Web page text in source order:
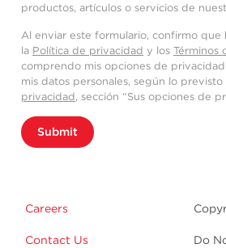
productos, artículos o servicios de
Al enviar este formulario, confirmo que
la Política de privacidad y los Términos
comprendo mis opciones de
mis datos personales, según lo previsto
privacidad, sección “Sus opciones de
Submit
Careers
Contact Us
Do